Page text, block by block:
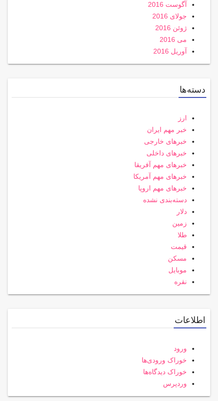
آگوست 2016
جولای 2016
ژوئن 2016
می 2016
آوریل 2016
دسته‌ها
ارز
خبر مهم ایران
خبرهای خارجی
خبرهای داخلی
خبرهای مهم آفریقا
خبرهای مهم آمریکا
خبرهای مهم اروپا
دسته‌بندی نشده
دلار
زمین
طلا
قیمت
مسکن
موبایل
نقره
اطلاعات
ورود
خوراک ورودی‌ها
خوراک دیدگاه‌ها
وردپرس